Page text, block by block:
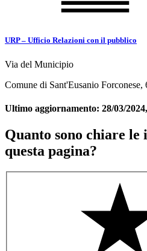
URP – Ufficio Relazioni con il pubblico
Via del Municipio
Comune di Sant'Eusanio Forconese,
Ultimo aggiornamento: 28/03/
Quanto sono chiare le
questa pagina?